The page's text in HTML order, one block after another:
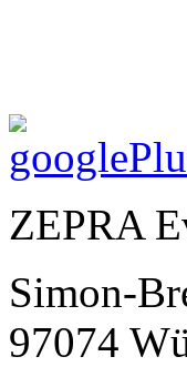
ZEPRA
Simon-
97074